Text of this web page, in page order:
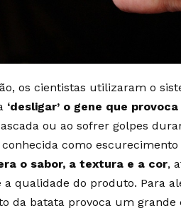
os cientistas utilizaram o
‘desligar’ o gene que
ou ao sofrer golpes
como
o sabor, a textura e a cor,
a qualidade do produto. Para
da batata provoca um grande